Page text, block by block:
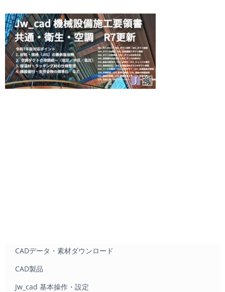
CADデータ・素材ダウンロード
CAD製品
Jw_cad 基本操作・設定